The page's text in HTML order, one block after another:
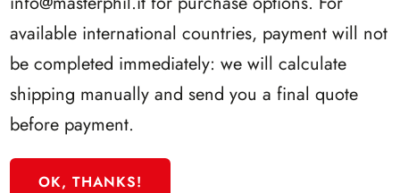
available international countries, payment will not
be completed immediately: we will calculate
shipping manually and send you a final quote
before payment.
OK, THANKS!